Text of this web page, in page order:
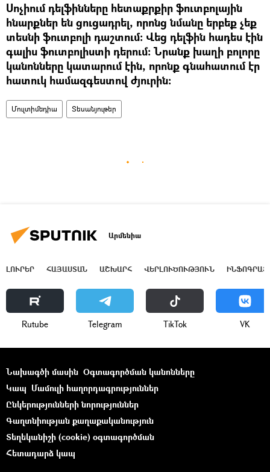
Սոչիում դելֆինները հետաքրքիր ֆուտբոլային
հնարքներ են ցուցադրել, որոնց նմանը երբեք չեք
տեսնի ֆուտբոլի դաշտում։ Վեց դելֆին հադես էին
գալիս ֆուտբոլիստի դերում։ Նրանք խաղի բոլորը
կանոնները կատարում էին, որոնք գնահատում էր
հատուկ համազգեստով ժյուրին։
Մուլտիմեդիա Տեսանյութեր
Արմենիա
ԼՈՒՐԵՐ ՀԱՅԱՍՏԱՆ ԱՇԽԱՐՀ ՎԵՐԼՈՒԾՈՒԹՅՈՒՆ
Rutube Telegram ТikТоk VK
Նախագծի մասին Օգտագործման կանոնները
Կապ Մամուլի հաղորդագրություններ
Ընկերությունների նորություններ
Գաղտնիության քաղաքականություն
Տեղեկանիշի (cookie) օգտագործման
Հետադարձ կապ